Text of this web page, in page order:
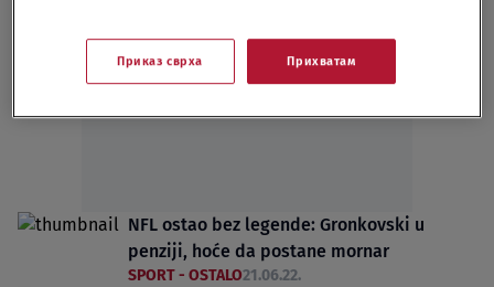
NFL ostao bez legende: Gronkovski u
penziji, hoće da postane mornar
SPORT - OSTALO21.06.22.
Приказ сврха Прихватам